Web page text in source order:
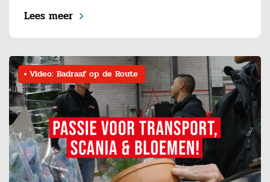
Lees meer
Video: Badraaf op de Route